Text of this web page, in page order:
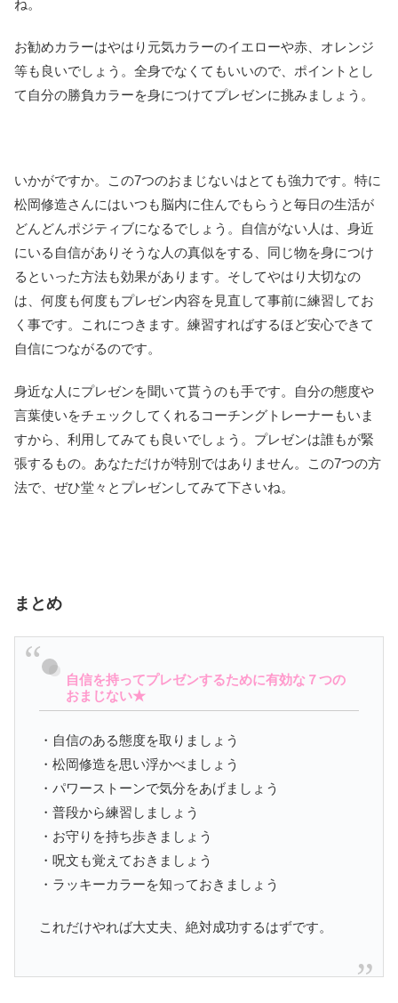
ね。
お勧めカラーはやはり元気カラーのイエローや赤、オレンジ
等も良いでしょう。全身でなくてもいいので、ポイントとし
て自分の勝負カラーを身につけてプレゼンに挑みましょう。
いかがですか。この7つのおまじないはとても強力です。特に
松岡修造さんにはいつも脳内に住んでもらうと毎日の生活が
どんどんポジティブになるでしょう。自信がない人は、身近
にいる自信がありそうな人の真似をする、同じ物を身につけ
るといった方法も効果があります。そしてやはり大切なの
は、何度も何度もプレゼン内容を見直して事前に練習してお
く事です。これにつきます。練習すればするほど安心できて
自信につながるのです。
身近な人にプレゼンを聞いて貰うのも手です。自分の態度や
言葉使いをチェックしてくれるコーチングトレーナーもいま
すから、利用してみても良いでしょう。プレゼンは誰もが緊
張するもの。あなただけが特別ではありません。この7つの方
法で、ぜひ堂々とプレゼンしてみて下さいね。
まとめ
自信を持ってプレゼンするために有効な７つの
おまじない★
・自信のある態度を取りましょう
・松岡修造を思い浮かべましょう
・パワーストーンで気分をあげましょう
・普段から練習しましょう
・お守りを持ち歩きましょう
・呪文も覚えておきましょう
・ラッキーカラーを知っておきましょう
これだけやれば大丈夫、絶対成功するはずです。